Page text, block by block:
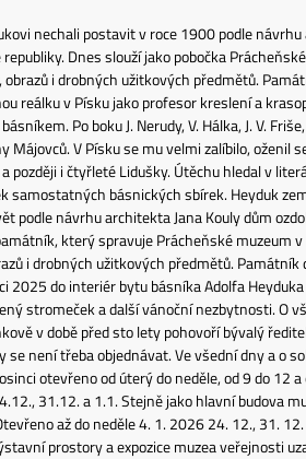
nechali postavit v roce 1900 podle
Dnes slouží jako pobočka
i drobných užitkových předmětů.
reálku v Písku jako profesor kreslení a
Po boku J. Nerudy, V. Hálka, J. V.
V Písku se mu velmi zalíbilo, oženil
později i čtyřleté Lidušky. Útěchu hledal v
básnických sbírek. Heyduk
podle návrhu architekta Jana Kouly dům
který spravuje Prácheňské muzeum v
i drobných užitkových předmětů. Památník
do interiér bytu básníka Adolfa
stromeček a další vánoční nezbytnosti. O
v době před sto lety pohovoří bývalý
není třeba objednávat. Ve všední dny a o
otevřeno od úterý do neděle, od 9 do 12
31.12. a 1.1. Stejně jako hlavní budova
až do neděle 4. 1. 2026 24. 12., 31.
prostory a expozice muzea veřejnosti